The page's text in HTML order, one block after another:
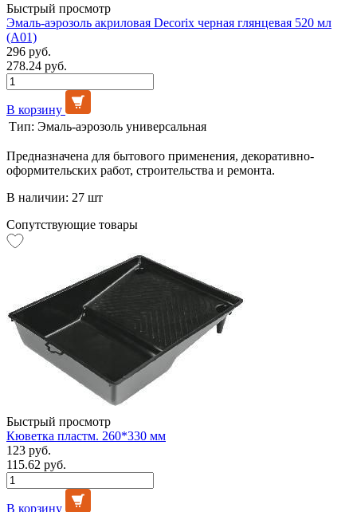
Быстрый просмотр
Эмаль-аэрозоль акриловая Decorix черная глянцевая 520 мл
(А01)
296 руб.
278.24 руб.
В корзину
Тип: Эмаль-аэрозоль универсальная
Предназначена для бытового применения, декоративно-
оформительских работ, строительства и ремонта.
В наличии: 27 шт
Сопутствующие товары
Быстрый просмотр
Кюветка пластм. 260*330 мм
123 руб.
115.62 руб.
В корзину